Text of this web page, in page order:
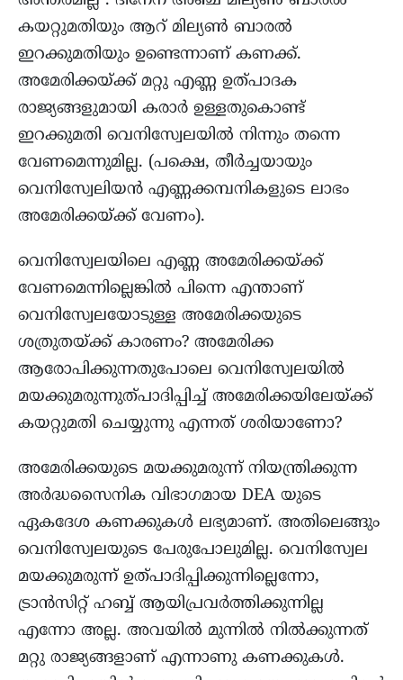
കയറ്റുമതിയും ആറ് മില്യൺ ബാരൽ
ഇറക്കുമതിയും ഉണ്ടെന്നാണ് കണക്ക്.
അമേരിക്കയ്ക്ക് മറ്റു എണ്ണ ഉത്പാദക
രാജ്യങ്ങളുമായി കരാർ ഉള്ളതുകൊണ്ട്
ഇറക്കുമതി വെനിസ്വേലയിൽ നിന്നും തന്നെ
വേണമെന്നുമില്ല. (പക്ഷെ, തീർച്ചയായും
വെനിസ്വേലിയൻ എണ്ണക്കമ്പനികളുടെ ലാഭം
അമേരിക്കയ്ക്ക് വേണം).
വെനിസ്വേലയിലെ എണ്ണ അമേരിക്കയ്ക്ക്
വേണമെന്നില്ലെങ്കിൽ പിന്നെ എന്താണ്
വെനിസ്വേലയോടുള്ള അമേരിക്കയുടെ
ശത്രുതയ്ക്ക് കാരണം? അമേരിക്ക
ആരോപിക്കുന്നതുപോലെ വെനിസ്വേലയിൽ
മയക്കുമരുന്നുത്പാദിപ്പിച്ച് അമേരിക്കയിലേയ്ക്ക്
കയറ്റുമതി ചെയ്യുന്നു എന്നത് ശരിയാണോ?
അമേരിക്കയുടെ മയക്കുമരുന്ന് നിയന്ത്രിക്കുന്ന
അർദ്ധസൈനിക വിഭാഗമായ DEA യുടെ
ഏകദേശ കണക്കുകൾ ലഭ്യമാണ്. അതിലെങ്ങും
വെനിസ്വേലയുടെ പേരുപോലുമില്ല. വെനിസ്വേല
മയക്കുമരുന്ന് ഉത്പാദിപ്പിക്കുന്നില്ലെന്നോ,
ട്രാൻസിറ്റ് ഹബ്ബ് ആയിപ്രവർത്തിക്കുന്നില്ല
എന്നോ അല്ല. അവയിൽ മുന്നിൽ നിൽക്കുന്നത്
മറ്റു രാജ്യങ്ങളാണ് എന്നാണു കണക്കുകൾ.